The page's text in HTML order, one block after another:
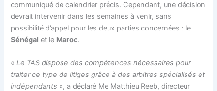
communiqué de calendrier précis. Cependant, une décision
devrait intervenir dans les semaines à venir, sans
possibilité d’appel pour les deux parties concernées : le
Sénégal et le Maroc.
« Le TAS dispose des compétences nécessaires pour
traiter ce type de litiges grâce à des arbitres spécialisés et
indépendants », a déclaré Me Matthieu Reeb, directeur